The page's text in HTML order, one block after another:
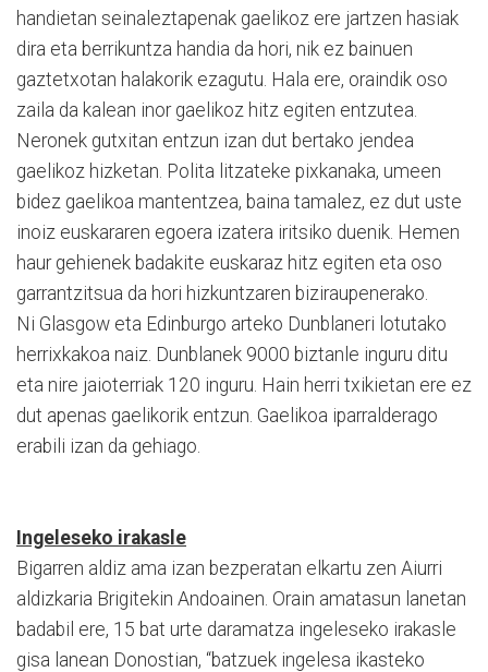
handietan seinaleztapenak gaelikoz ere jartzen hasiak
dira eta berrikuntza handia da hori, nik ez bainuen
gaztetxotan halakorik ezagutu. Hala ere, oraindik oso
zaila da kalean inor gaelikoz hitz egiten entzutea.
Neronek gutxitan entzun izan dut bertako jendea
gaelikoz hizketan. Polita litzateke pixkanaka, umeen
bidez gaelikoa mantentzea, baina tamalez, ez dut uste
inoiz euskararen egoera izatera iritsiko duenik. Hemen
haur gehienek badakite euskaraz hitz egiten eta oso
garrantzitsua da hori hizkuntzaren biziraupenerako.
Ni Glasgow eta Edinburgo arteko Dunblaneri lotutako
herrixkakoa naiz. Dunblanek 9000 biztanle inguru ditu
eta nire jaioterriak 120 inguru. Hain herri txikietan ere ez
dut apenas gaelikorik entzun. Gaelikoa iparralderago
erabili izan da gehiago.
Ingeleseko irakasle
Bigarren aldiz ama izan bezperatan elkartu zen Aiurri
aldizkaria Brigitekin Andoainen. Orain amatasun lanetan
badabil ere, 15 bat urte daramatza ingeleseko irakasle
gisa lanean Donostian, “batzuek ingelesa ikasteko